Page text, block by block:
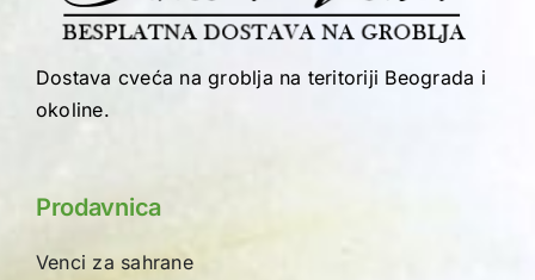
Dostava cveća na groblja na teritoriji Beograda i
okoline.
Prodavnica
Venci za sahrane